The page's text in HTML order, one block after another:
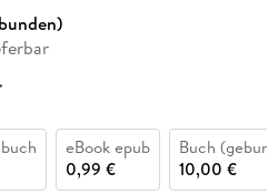
*
eBook epub
0,99 €
Buch
10,00 €